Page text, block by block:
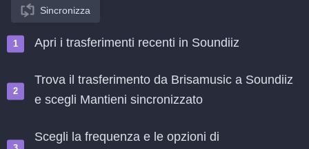
Sincronizza
Apri i trasferimenti recenti in Soundiiz
Trova il trasferimento da Brisamusic a Soundiiz
e scegli Mantieni sincronizzato
Scegli la frequenza e le opzioni di